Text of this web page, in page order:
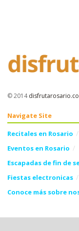
© 2014
Navigate Site
Recitales en Rosario
Eventos en Rosario
Escapadas de fin de
Fiestas electronicas
Conoce más sobre